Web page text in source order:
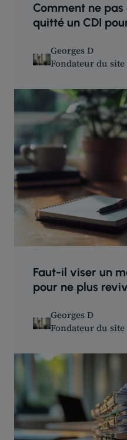
Comment ne
quitté un CDI
Georges D
Fondateur du site
Faut-il viser un
pour ne plus
Georges D
Fondateur du site